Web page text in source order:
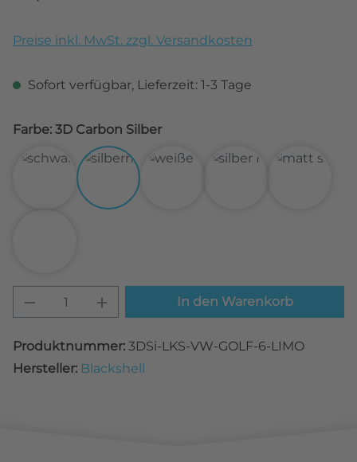
Preise inkl. MwSt. zzgl. Versandkosten
Sofort verfügbar, Lieferzeit: 1-3 Tage
Farbe: 3D Carbon Silber
3D Carbon Schwarz3D Carbon Silber
Produkt Anzahl: Gib denIn den Warenkorb
Produktnummer: 3DSi-LKS-VW-GOLF-6-LIMO
Hersteller: Blackshell